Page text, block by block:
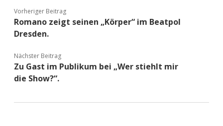
Vorheriger Beitrag
Romano zeigt seinen „Körper“ im Beatpol
Dresden.
Nächster Beitrag
Zu Gast im Publikum bei „Wer stiehlt mir
die Show?“.